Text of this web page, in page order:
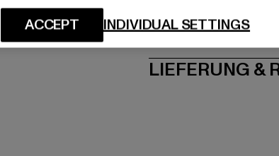
LIEFERUNG &
INDIVIDUAL SETTINGS
ACCEPT